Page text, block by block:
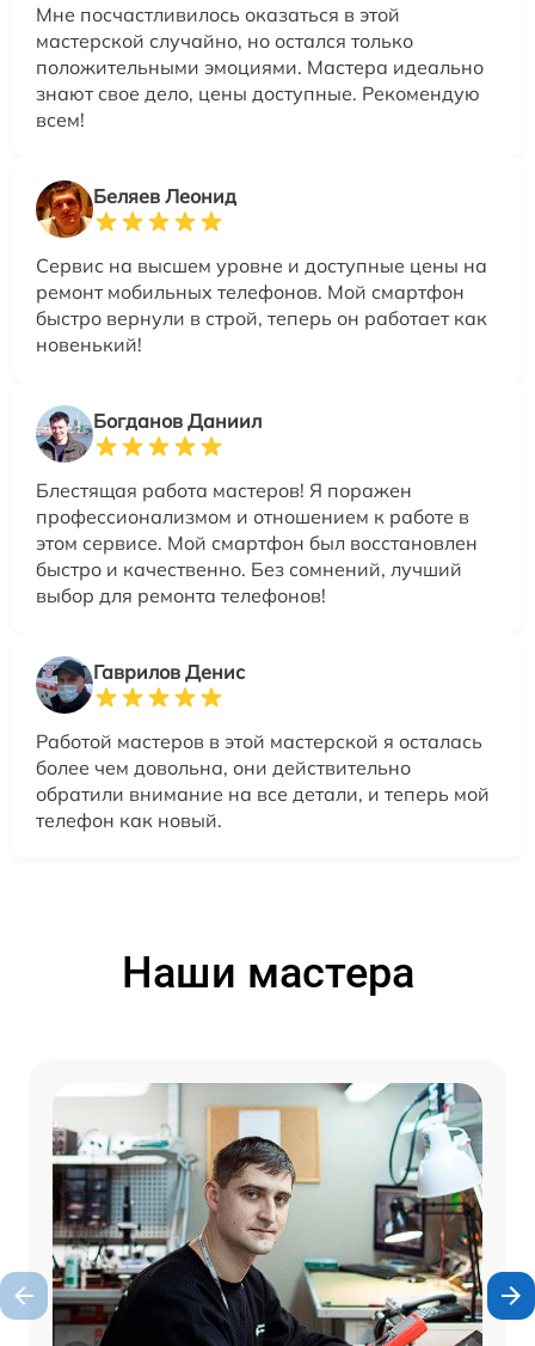
Мне посчастливилось оказаться в этой
мастерской случайно, но остался только
положительными эмоциями. Мастера идеально
знают свое дело, цены доступные. Рекомендую
всем!
Беляев Леонид
Сервис на высшем уровне и доступные цены на
ремонт мобильных телефонов. Мой смартфон
быстро вернули в строй, теперь он работает как
новенький!
Богданов Даниил
Блестящая работа мастеров! Я поражен
профессионализмом и отношением к работе в
этом сервисе. Мой смартфон был восстановлен
быстро и качественно. Без сомнений, лучший
выбор для ремонта телефонов!
Гаврилов Денис
Работой мастеров в этой мастерской я осталась
более чем довольна, они действительно
обратили внимание на все детали, и теперь мой
телефон как новый.
Наши мастера